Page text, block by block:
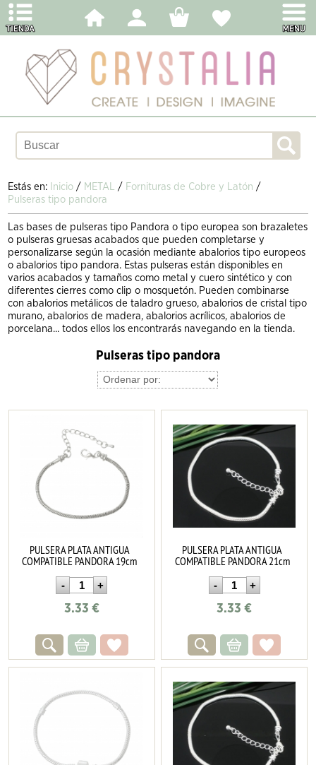
Estás en: Inicio / METAL / Fornituras de Cobre y Latón /
Pulseras tipo pandora
Las bases de pulseras tipo Pandora o tipo europea son brazaletes
o pulseras gruesas acabados que pueden completarse y
personalizarse según la ocasión mediante abalorios tipo europeos
o abalorios tipo pandora. Estas pulseras están disponibles en
varios acabados y tamaños como metal y cuero sintético y con
diferentes cierres como clip o mosquetón. Pueden combinarse
con abalorios metálicos de taladro grueso, abalorios de cristal tipo
murano, abalorios de madera, abalorios acrílicos, abalorios de
porcelana... todos ellos los encontrarás navegando en la tienda.
Pulseras tipo pandora
PULSERA PLATA ANTIGUA
COMPATIBLE PANDORA 19cm
3.33 €
PULSERA PLATA ANTIGUA
COMPATIBLE PANDORA 21cm
3.33 €